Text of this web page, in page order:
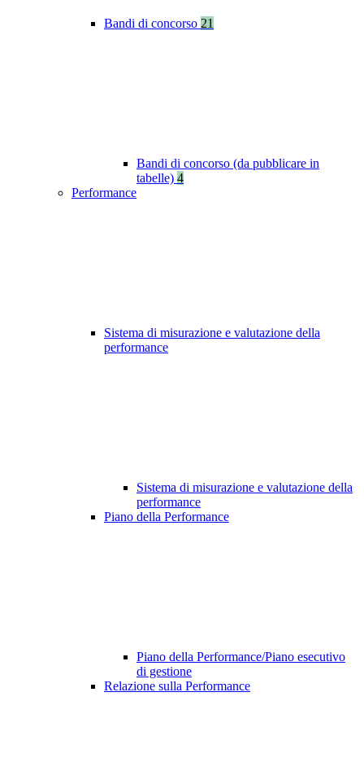
Bandi di concorso 21
Bandi di concorso (da pubblicare in
tabelle) 4
Performance
Sistema di misurazione e valutazione della
performance
Sistema di misurazione e valutazione della
performance
Piano della Performance
Piano della Performance/Piano esecutivo
di gestione
Relazione sulla Performance